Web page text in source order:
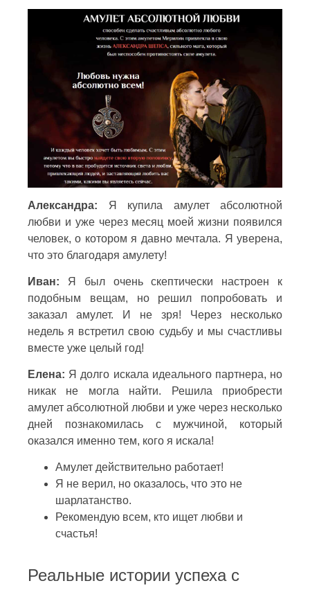
Александра: Я купила амулет абсолютной
любви и уже через месяц моей жизни появился
человек, о котором я давно мечтала. Я уверена,
что это благодаря амулету!
Иван: Я был очень скептически настроен к
подобным вещам, но решил попробовать и
заказал амулет. И не зря! Через несколько
недель я встретил свою судьбу и мы счастливы
вместе уже целый год!
Елена: Я долго искала идеального партнера, но
никак не могла найти. Решила приобрести
амулет абсолютной любви и уже через несколько
дней познакомилась с мужчиной, который
оказался именно тем, кого я искала!
Амулет действительно работает!
Я не верил, но оказалось, что это не
шарлатанство.
Рекомендую всем, кто ищет любви и
счастья!
Реальные истории успеха с